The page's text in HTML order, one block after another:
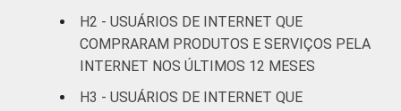
Indígena
Não respondeu
H2 - USUÁRIOS DE INTERNET QUE
COMPRARAM PRODUTOS E SERVIÇOS PELA
INTERNET NOS ÚLTIMOS 12 MESES
H3 - USUÁRIOS DE INTERNET QUE